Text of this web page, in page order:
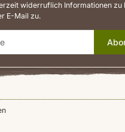
widerruflich Informationen zu
E-Mail zu.